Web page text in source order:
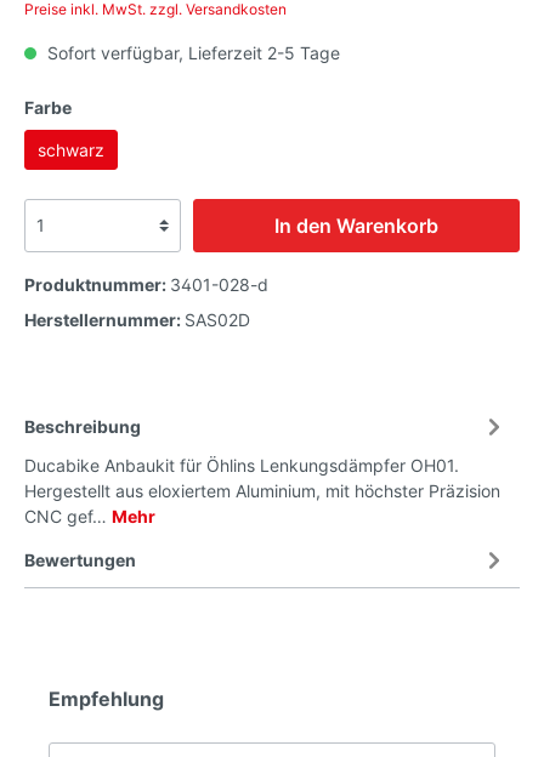
Preise inkl. MwSt. zzgl. Versandkosten
Sofort verfügbar, Lieferzeit 2-5 Tage
Farbe
schwarz
In den Warenkorb
Produktnummer: 3401-028-d
Herstellernummer: SAS02D
Beschreibung
Ducabike Anbaukit für Öhlins Lenkungsdämpfer OH01.
Hergestellt aus eloxiertem Aluminium, mit höchster Präzision
CNC gef… Mehr
Bewertungen
Empfehlung